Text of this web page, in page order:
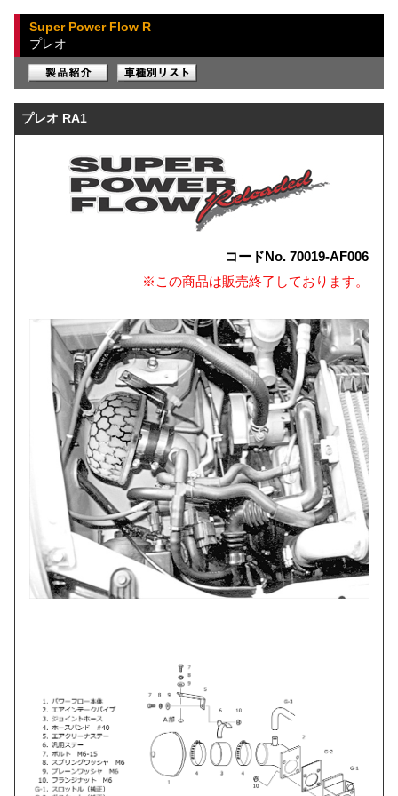
Super Power Flow R
プレオ
プレオ RA1
コードNo. 70019-AF006
※この商品は販売終了しております。